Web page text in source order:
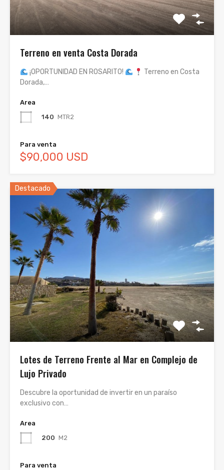
Terreno en venta Costa Dorada
¡OPORTUNIDAD EN ROSARITO!
Terreno en Costa
Dorada,…
Area
140 MTR2
Para venta
$90,000 USD
Destacado
Lotes de Terreno Frente al Mar en Complejo de
Lujo Privado
Descubre la oportunidad de invertir en un paraíso
exclusivo con…
Area
200 M2
Para venta